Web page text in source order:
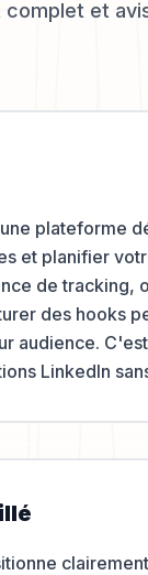
complet et
plateforme
et planifier
de tracking,
des hooks
audience.
LinkedIn